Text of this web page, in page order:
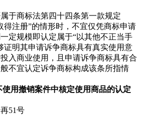
商标法第四十四条第一款规定
得注册”的情形时，不宜仅凭商标申请
定规模即认定属于“以其他不正当手
证明其申请诉争商标具有真实使用意
入商业使用，且申请诉争商标具有合
不宜认定诉争商标构成该条所指情
使用撤销案件中核定使用商品的认定
51号